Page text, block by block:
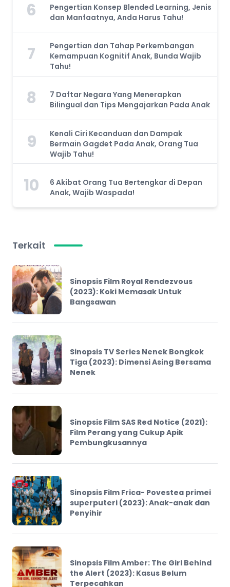
6
Pengertian Konsep Blended Learning, Jenis
dan Manfaatnya, Anda Harus Tahu!
7
Pengertian dan Tahap Perkembangan
Kemampuan Kognitif Anak, Bunda Wajib
Tahu!
8
7 Daftar Negara Yang Menerapkan
Bilingual dan Tips Mengajarkan Pada Anak
9
Kenali Ciri Kecanduan dan Dampak
Bermain Gagdet Pada Anak, Orang Tua
Wajib Tahu!
10
6 Akibat Orang Tua Bertengkar di Depan
Anak, Wajib Waspada!
Terkait
Sinopsis Film Royal Rendezvous
(2023): Koki Memasak Untuk
Bangsawan
Sinopsis TV Series Nenek Bongkok
Tiga (2023): Dimensi Asing Bersama
Nenek
Sinopsis Film SAS Red Notice (2021):
Film Perang yang Cukup Apik
Pembungkusannya
Sinopsis Film Frica- Povestea primei
superputeri (2023): Anak-anak dan
Penyihir
Sinopsis Film Amber: The Girl Behind
the Alert (2023): Kasus Belum
Terpecahkan